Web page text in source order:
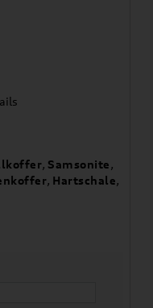
, Samsonite,
, Hartschale,